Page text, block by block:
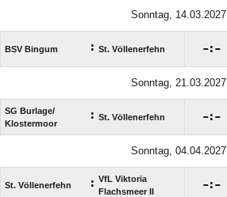
Sonntag, 14.03.2027
BSV Bingum : St. Völlenerfehn :
Sonntag, 21.03.2027
SG Burlage/​
Klostermoor
: St. Völlenerfehn :
Sonntag, 04.04.2027
St. Völlenerfehn : VfL Viktoria
Flachsmeer II
: